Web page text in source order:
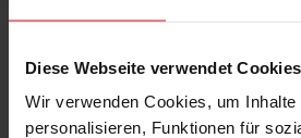
Diese Webseite verwendet Cookies
Wir verwenden Cookies, um Inhalte
personalisieren, Funktionen für
Fortuna x adidas Trackjacket